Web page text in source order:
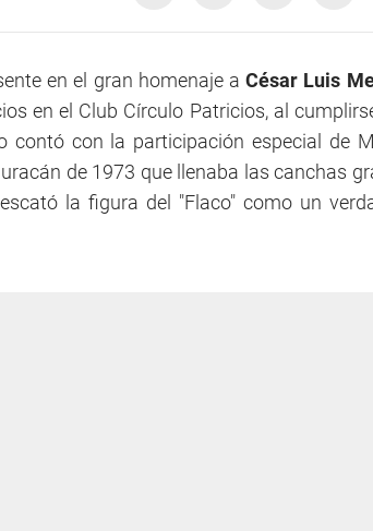
en el gran homenaje a César Luis
en el Club Círculo Patricios, al
contó con la participación especial de
de 1973 que llenaba las canchas
la figura del "Flaco" como un